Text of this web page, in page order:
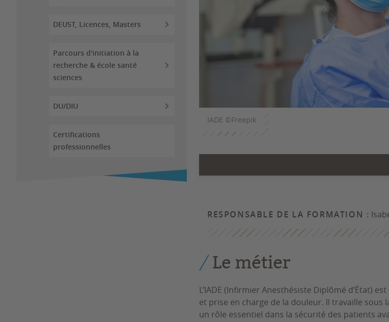
DEUST, Licences, Masters
Parcours d'initiation à la
recherche & école santé
sciences
DU/DIU
Certifications
professionnelles
IADE ©Freepik
RESPONSABLE DE LA FORMATION :
Le métier
L’IADE (Infirmier Anesthésiste Diplômé d’État)
et prise en charge de la douleur. Il travaille
un rôle essentiel dans la sécurité des patients